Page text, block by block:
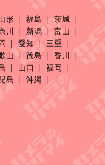
形 福島
茨城
川 新潟
富山
愛知
三重
山 徳島
香川
山口
福岡
島 沖縄